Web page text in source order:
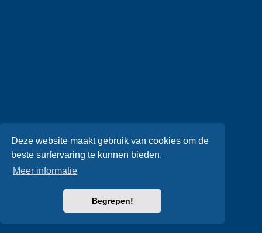
Deze website maakt gebruik van cookies om de
beste surfervaring te kunnen bieden.
Meer informatie
Begrepen!